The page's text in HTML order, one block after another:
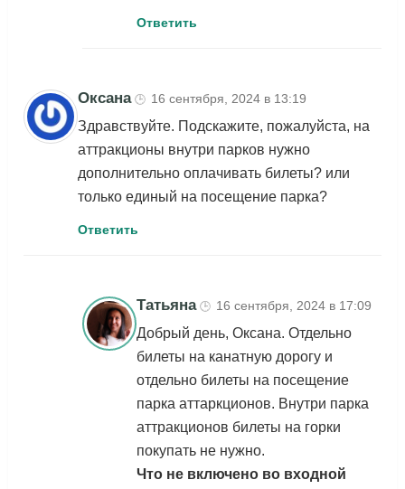
Ответить
Оксана 🕒 16 сентября, 2024 в 13:19
Здравствуйте. Подскажите, пожалуйста, на
аттракционы внутри парков нужно
дополнительно оплачивать билеты? или
только единый на посещение парка?
Ответить
Татьяна 🕒 16 сентября, 2024 в 17:09
Добрый день, Оксана. Отдельно
билеты на канатную дорогу и
отдельно билеты на посещение
парка аттаркционов. Внутри парка
аттракционов билеты на горки
покупать не нужно.
Что не включено во входной